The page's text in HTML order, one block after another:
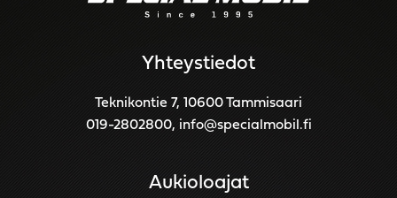
Yhteystiedot
Teknikontie 7, 10600 Tammisaari
019-2802800, info@specialmobil.fi
Aukioloajat